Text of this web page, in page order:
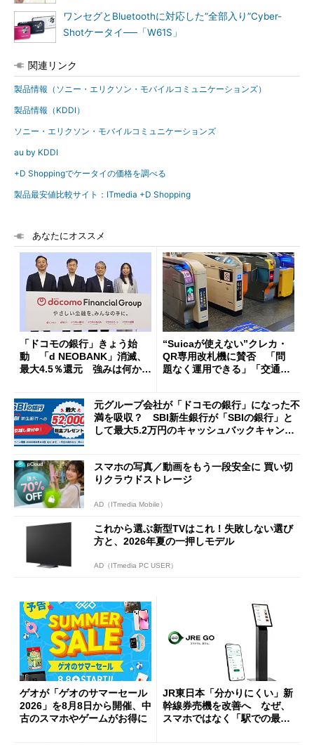
ワンセグとBluetoothに対応した“全部入り”Cyber-
Shotケータイ──「W61S」
関連リンク
製品情報（ソニー・エリクソン・モバイルコミュニケーションズ）
製品情報（KDDI）
ソニー・エリクソン・モバイルコミュニケーションズ
au by KDDI
+D Shoppingでケータイの価格を調べる
製品最安値比較サイト：ITmedia +D Shopping
あなたにオススメ
「ドコモの銀行」きょう始
動 「d NEOBANK」消滅、
最大4.5％還元 強みは何か解
“Suicaが使えない”クレカ・
QR専用改札機に賛否 「問
題なく運用できる」「交通系I
元グループ会社が「ドコモの銀行」になった不
満を吸収？ SBI新生銀行が「SBIの銀行」と
して最大5.2万円のキャッシュバックキャンペ
スマホの写真／動画をもう一段安全に 買い切
りクラウドストレージ
AD（ITmedia Mobile）
これから選ぶ新型TVはこれ！失敗しない選び
方と、2026年夏の一押しモデル
AD（ITmedia PC USER）
ゲオが「ゲオのサマーセール
2026」を8月8日から開催、中
古のスマホやゲームがお得に
JR東日本「分かりにくい」新
幹線券売機を改善へ なぜ、
スマホではなく「駅での最短